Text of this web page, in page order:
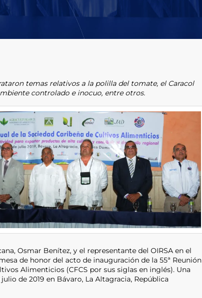
temas relativos a la polilla del tomate, el Caracol
controlado e inocuo, entre otros.
Osmar Benítez, y el representante del OIRSA en el
de honor del acto de inauguración de la 55ª Reunión
Alimenticios (CFCS por sus siglas en inglés). Una
de 2019 en Bávaro, La Altagracia, República